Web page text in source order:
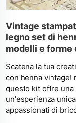
Vintage
legno set di
modelli e forme
Scatena la tua
con henna vintage!
questo kit offre
un'esperienza
appassionati di